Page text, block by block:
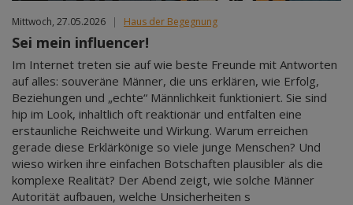
Mittwoch, 27.05.2026 | Haus der Begegnung
Sei mein influencer!
Im Internet treten sie auf wie beste Freunde mit Antworten
auf alles: souveräne Männer, die uns erklären, wie Erfolg,
Beziehungen und „echte“ Männlichkeit funktioniert. Sie sind
hip im Look, inhaltlich oft reaktionär und entfalten eine
erstaunliche Reichweite und Wirkung. Warum erreichen
gerade diese Erklärkönige so viele junge Menschen? Und
wieso wirken ihre einfachen Botschaften plausibler als die
komplexe Realität? Der Abend zeigt, wie solche Männer
Autorität aufbauen, welche Unsicherheiten s